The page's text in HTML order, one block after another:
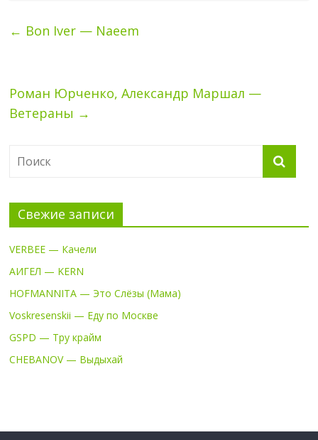
← Bon Iver — Naeem
Роман Юрченко, Александр Маршал —
Ветераны →
Свежие записи
VERBEE — Качели
АИГЕЛ — KERN
HOFMANNITA — Это Слёзы (Мама)
Voskresenskii — Еду по Москве
GSPD — Тру крайм
CHEBANOV — Выдыхай